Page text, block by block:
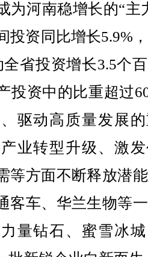
河南稳增长的“主
投资同比增长5.9%
省投资增长3.5个
投资中的比重超过
驱动高质量发展
业转型升级、激
等方面不断释放潜
客车、华兰生物等
量钻石、蜜雪冰